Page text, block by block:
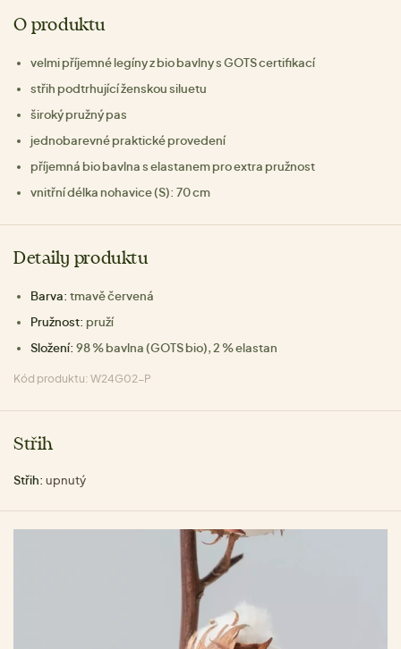
O produktu
velmi příjemné legíny z bio bavlny s GOTS certifikací
střih podtrhující ženskou siluetu
široký pružný pas
jednobarevné praktické provedení
příjemná bio bavlna s elastanem pro extra pružnost
vnitřní délka nohavice (S): 70 cm
Detaily produktu
Barva: tmavě červená
Pružnost: pruží
Složení: 98 % bavlna (GOTS bio), 2 % elastan
Kód produktu: W24G02-P
Střih
Střih: upnutý